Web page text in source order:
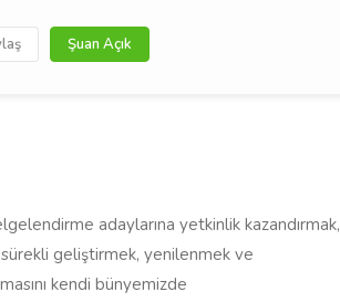
Şuan Açık
adaylarına yetkinlik kazandırmak,
geliştirmek, yenilenmek ve
kendi bünyemizde